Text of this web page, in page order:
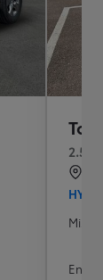
2.5
Mise